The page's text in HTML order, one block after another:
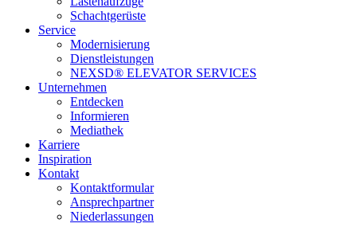
Schachtgerüste
Service
Modernisierung
Dienstleistungen
NEXSD® ELEVATOR SERVICES
Unternehmen
Entdecken
Informieren
Mediathek
Karriere
Inspiration
Kontakt
Kontaktformular
Ansprechpartner
Niederlassungen